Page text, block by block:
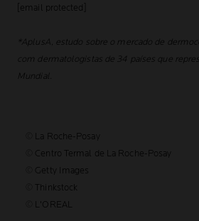
[email protected]
*AplusA, estudo sobre o mercado de
com dermatologistas de 34 países que
Mundial.
© La Roche-Posay
© Centro Termal de La Roche-Posay
© Getty Images
© Thinkstock
© L'OREAL